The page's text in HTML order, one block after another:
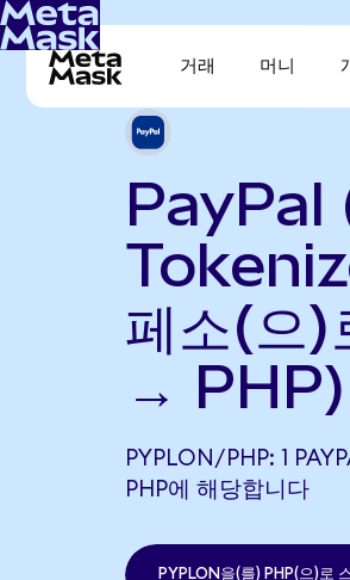
거래 머니
PayPal
페소(으
→ PHP)
PYPLON/PHP: 1
PHP에 해당합니다
PYPLON을(를) PHP(으)로